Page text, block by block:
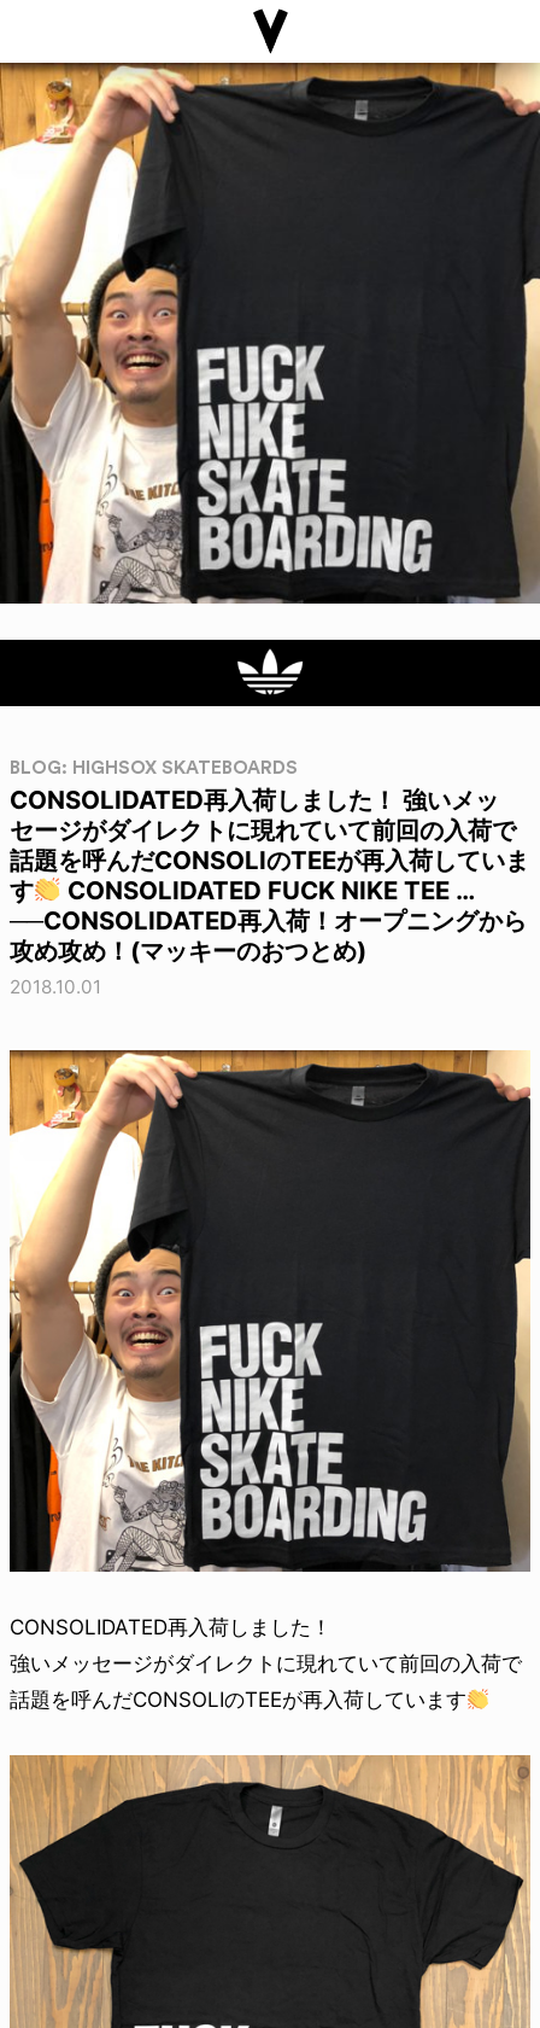
BLOG: HIGHSOX SKATEBOARDS
CONSOLIDATED再入荷しました！ 強いメッ
セージがダイレクトに現れていて前回の入荷で
話題を呼んだCONSOLIのTEEが再入荷していま
す
CONSOLIDATED FUCK NIKE TEE …
──CONSOLIDATED再入荷！オープニングから
攻め攻め！(マッキーのおつとめ)
2018.10.01
CONSOLIDATED再入荷しました！
強いメッセージがダイレクトに現れていて前回の入荷で
話題を呼んだCONSOLIのTEEが再入荷しています